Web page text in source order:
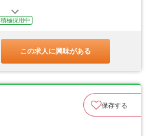
積極採用中
この求人に興味がある
保存する